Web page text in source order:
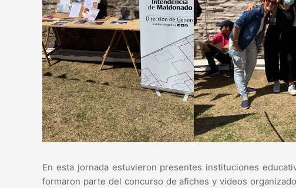
En esta jornada estuvieron presentes instituciones
formaron parte del concurso de afiches y videos